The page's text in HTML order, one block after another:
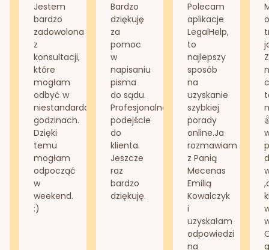
Jestem
bardzo
zadowolona
z
konsultacji,
które
mogłam
odbyć w
niestandardowych
godzinach.
Dzięki
temu
mogłam
odpocząć
w
weekend.
:)
Bardzo
dziękuję
za
pomoc
w
napisaniu
pisma
do sądu.
Profesjonalne
podejście
do
klienta.
Jeszcze
raz
bardzo
dziękuję.
Polecam
aplikacje
LegalHelp,
to
najlepszy
sposób
na
uzyskanie
szybkiej
porady
online.Ja
rozmawiam
z Panią
Mecenas
Emilią
Kowalczyk
i
uzyskałam
odpowiedzi
na